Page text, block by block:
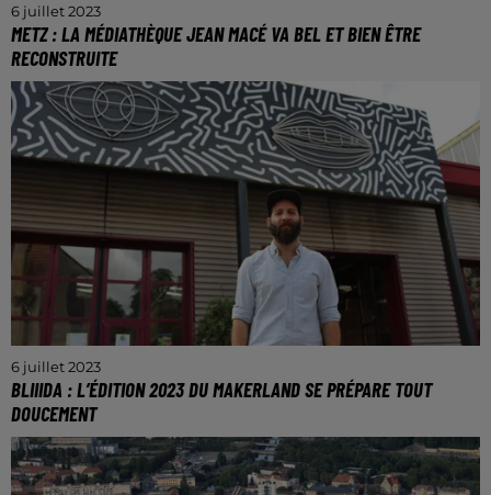
6 juillet 2023
METZ : LA MÉDIATHÈQUE JEAN MACÉ VA BEL ET BIEN ÊTRE
RECONSTRUITE
La nouvelle a été annoncée lors d’un rassemblement
citoyen à Borny, ce mercredi.
6 juillet 2023
BLIIIDA : L’ÉDITION 2023 DU MAKERLAND SE PRÉPARE TOUT
DOUCEMENT
Le tiers-lieu donne rendez-vous aux visiteurs les 16 et
17 septembre 2023.